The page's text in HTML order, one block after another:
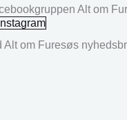
Alt om
Instagram
Alt om Furesøs